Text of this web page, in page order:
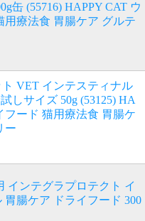
缶 (55716) HAPPY CAT ウ
用療法食 胃腸ケア グルテ
VET インテスティナル
しサイズ 50g (53125) HA
フード 猫用療法食 胃腸ケ
ー
インテグラプロテクト イ
胃腸ケア ドライフード 300